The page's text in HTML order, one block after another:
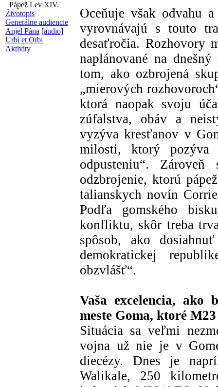
Pápež Lev XIV.
Životopis
Generálne audiencie
Anjel Pána [audio]
Urbi et Orbi
Aktivity
Oceňuje však odvahu
vyrovnávajú s touto
desaťročia. Rozhovory
naplánované na
tom, ako ozbrojená
„mierových
ktorá naopak svoju
zúfalstva, obáv a
vyzýva kresťanov v
milosti, ktorý
odpusteniu“.
odzbrojenie, ktorú
talianskych novín
Podľa gomského
konfliktu, skôr treba
spôsob, ako
demokratickej
obzvlášť“.
Vaša excelencia, ako
meste Goma, ktoré
Situácia sa veľmi
vojna už nie je v
diecézy. Dnes je
Walikale, 250